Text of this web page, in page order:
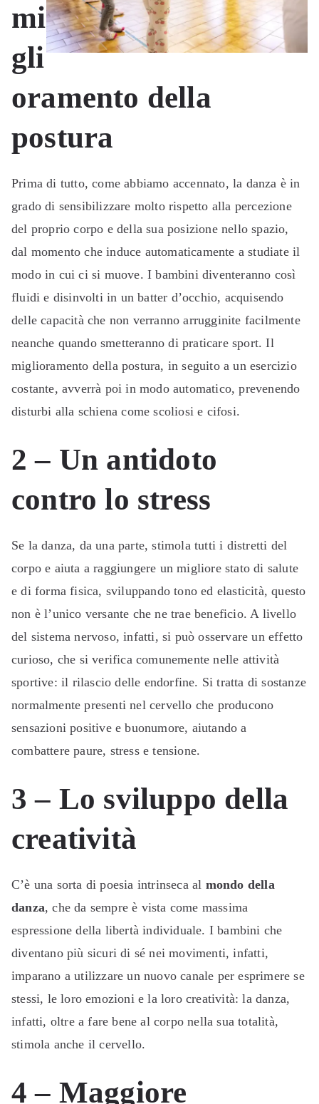
mi
gli
oramento della
postura
Prima di tutto, come abbiamo accennato, la danza è in
grado di sensibilizzare molto rispetto alla percezione
del proprio corpo e della sua posizione nello spazio,
dal momento che induce automaticamente a studiate il
modo in cui ci si muove. I bambini diventeranno così
fluidi e disinvolti in un batter d’occhio, acquisendo
delle capacità che non verranno arrugginite facilmente
neanche quando smetteranno di praticare sport. Il
miglioramento della postura, in seguito a un esercizio
costante, avverrà poi in modo automatico, prevenendo
disturbi alla schiena come scoliosi e cifosi.
2 – Un antidoto
contro lo stress
Se la danza, da una parte, stimola tutti i distretti del
corpo e aiuta a raggiungere un migliore stato di salute
e di forma fisica, sviluppando tono ed elasticità, questo
non è l’unico versante che ne trae beneficio. A livello
del sistema nervoso, infatti, si può osservare un effetto
curioso, che si verifica comunemente nelle attività
sportive: il rilascio delle endorfine. Si tratta di sostanze
normalmente presenti nel cervello che producono
sensazioni positive e buonumore, aiutando a
combattere paure, stress e tensione.
3 – Lo sviluppo della
creatività
C’è una sorta di poesia intrinseca al mondo della
danza, che da sempre è vista come massima
espressione della libertà individuale. I bambini che
diventano più sicuri di sé nei movimenti, infatti,
imparano a utilizzare un nuovo canale per esprimere se
stessi, le loro emozioni e la loro creatività: la danza,
infatti, oltre a fare bene al corpo nella sua totalità,
stimola anche il cervello.
4 – Maggiore